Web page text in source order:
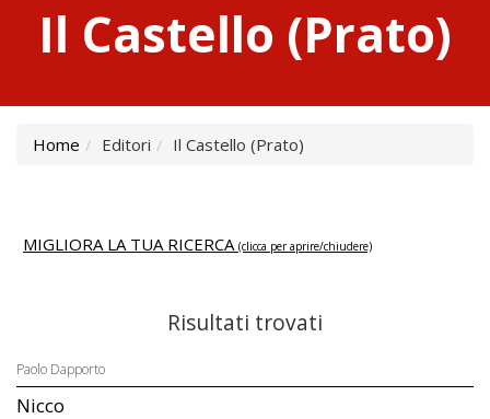
Il Castello (Prato)
Home Editori Il Castello (Prato)
MIGLIORA LA TUA RICERCA (clicca per aprire/chiudere)
Risultati trovati
Paolo Dapporto
Nicco